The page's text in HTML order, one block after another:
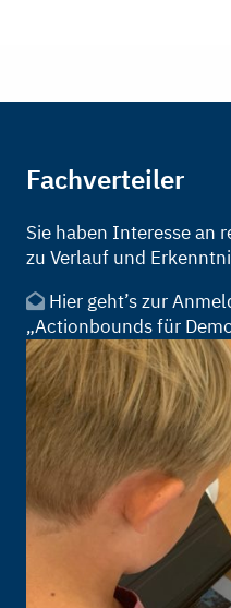
Fachverteiler
Sie haben Interesse an
zu Verlauf und
Hier geht’s zur
„Actionbounds für